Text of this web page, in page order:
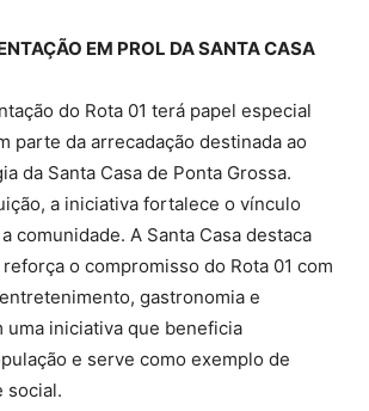
EM PROL DA SANTA CASA
do Rota 01 terá papel especial
parte da arrecadação destinada ao
da Santa Casa de Ponta Grossa.
a iniciativa fortalece o vínculo
comunidade. A Santa Casa destaca
o compromisso do Rota 01 com
gastronomia e
uma iniciativa que beneficia
e serve como exemplo de
social.